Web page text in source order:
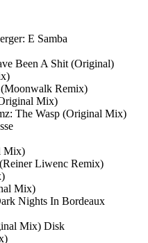
E Samba
Been A Shit (Original)
Remix)
Mix)
The Wasp (Original Mix)
Mix)
Liwenc Remix)
Mix)
Nights In Bordeaux
Mix) Disk